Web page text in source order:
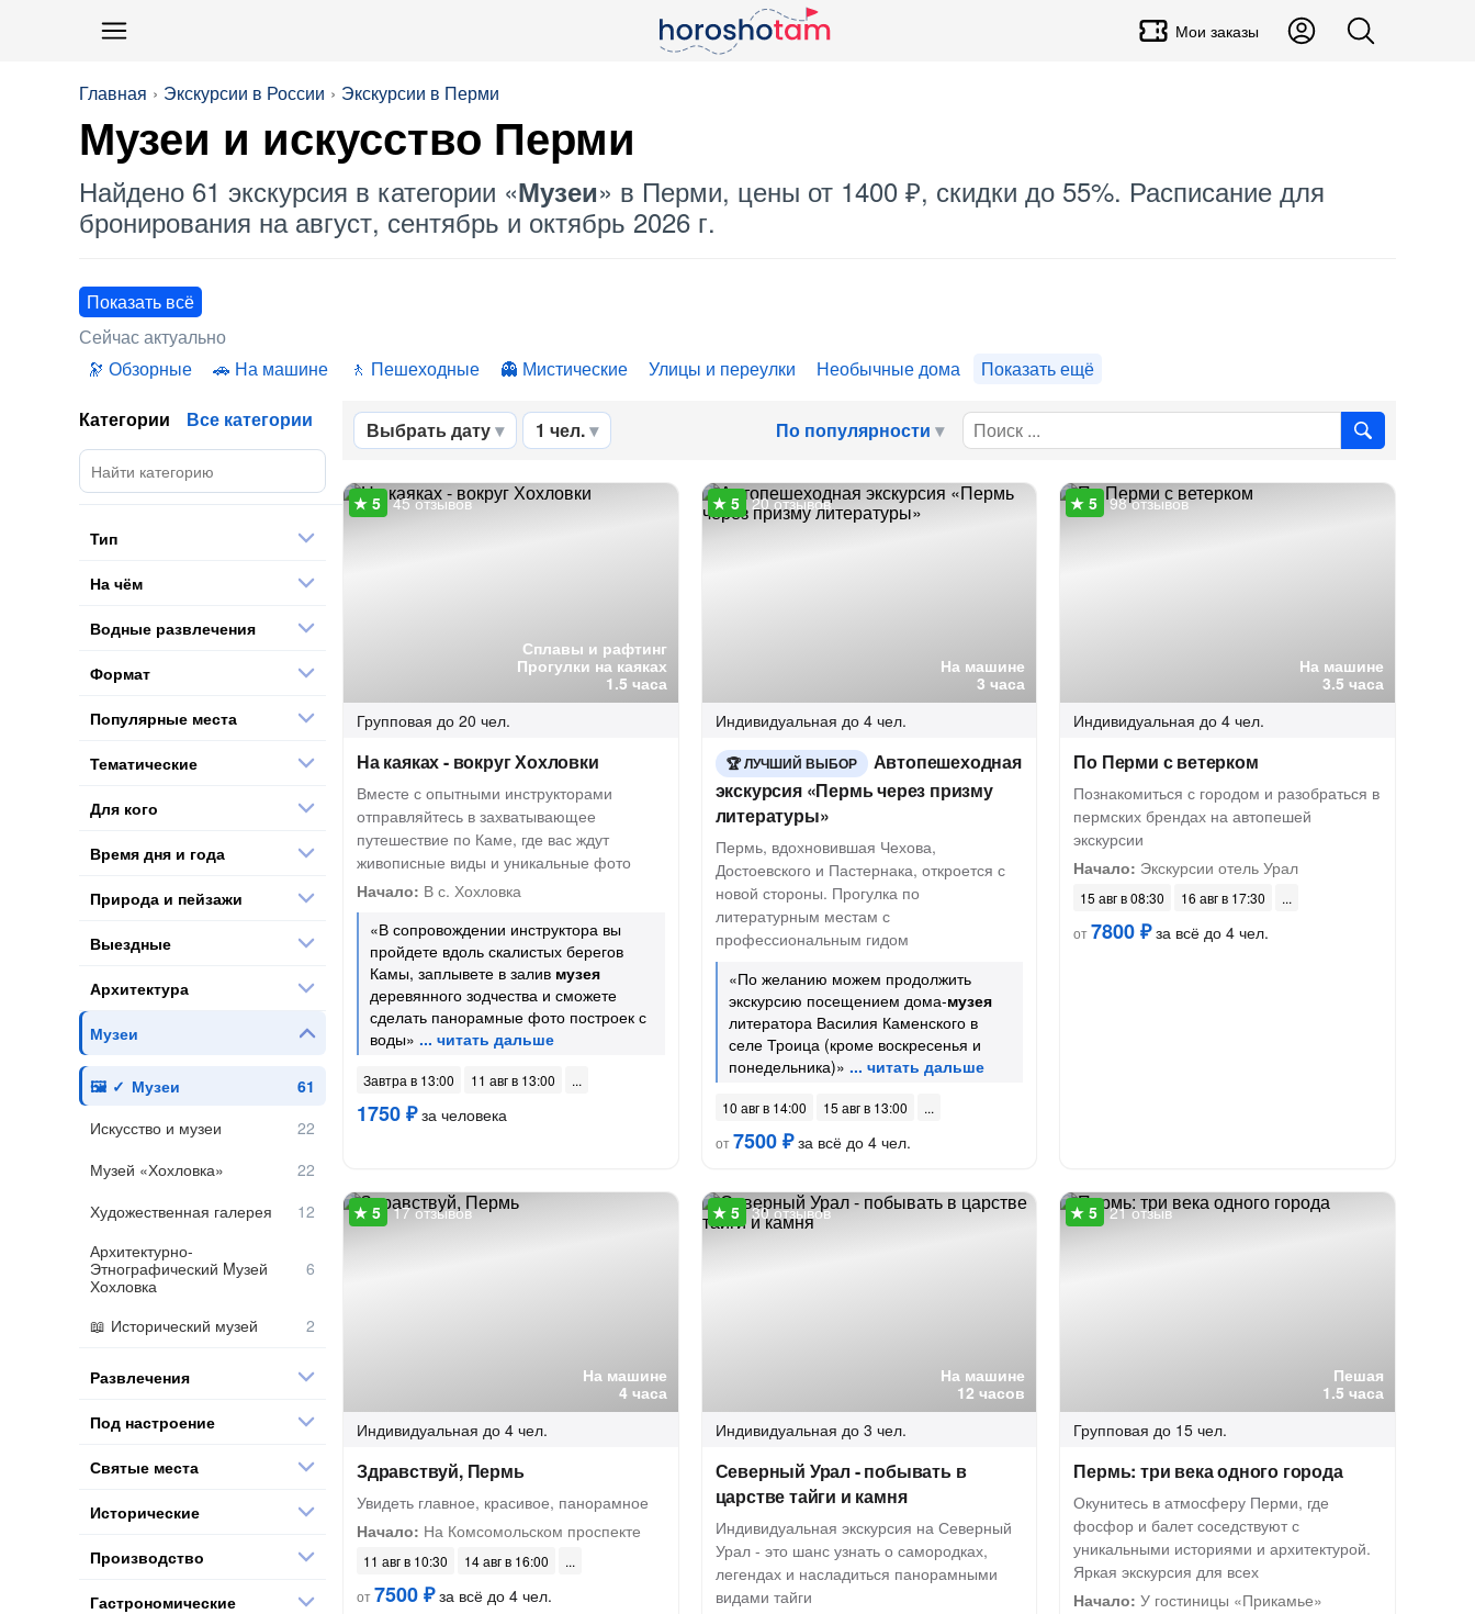
Мои заказы
Главная Экскурсии в России Экскурсии в Перми
Музеи и искусство Перми
Найдено 61 экскурсия в категории «Музеи» в Перми, цены от 1400 ₽, скидки до 55%. Расписание для
бронирования на август, сентябрь и октябрь 2026 г.
Показать всё
Сейчас актуально
Обзорные
На машине Пешеходные Мистические Улицы и переулки Необычные дома Показать ещё
Выбрать дату 1 чел. По популярности
Сплавы и рафтинг
Прогулки на каяках
1.5 часа
45 отзывов
Групповая до 20 чел.
На каяках - вокруг Хохловки
Вместе с опытными инструкторами
отправляйтесь в захватывающее
путешествие по Каме, где вас ждут
живописные виды и уникальные фото
Начало: В с. Хохловка
«В сопровождении инструктора вы
пройдете вдоль скалистых берегов
Камы, заплывете в залив музея
деревянного зодчества и сможете
сделать панорамные фото построек с
воды»
Завтра в 13:00 11 авг в 13:00
1750 ₽за человека
На машине
3 часа
20 отзывов
Индивидуальная до 4 чел.
ЛУЧШИЙ ВЫБОР
Автопешеходная
экскурсия «Пермь через призму
литературы»
Пермь, вдохновившая Чехова,
Достоевского и Пастернака, откроется с
новой стороны. Прогулка по
литературным местам с
профессиональным гидом
«По желанию можем продолжить
экскурсию посещением дома-музея
литератора Василия Каменского в
селе Троица (кроме воскресенья и
понедельника)»
10 авг в 14:00
15 авг в 13:00
от7500 ₽за всё до 4 чел.
На машине
3.5 часа
98 отзывов
Индивидуальная до 4 чел.
По Перми с ветерком
Познакомиться с городом и разобраться в
пермских брендах на автопешей
экскурсии
Начало: Экскурсии отель Урал
15 авг в 08:30
16 авг в 17:30
от7800 ₽за всё до 4 чел.
На машине
4 часа
17 отзывов
Индивидуальная до 4 чел.
Здравствуй, Пермь
Увидеть главное, красивое, панорамное
Начало: На Комсомольском проспекте
11 авг в 10:30
14 авг в 16:00
от7500 ₽за всё до 4 чел.
На машине
12 часов
30 отзывов
Индивидуальная до 3 чел.
Северный Урал - побывать в
царстве тайги и камня
Индивидуальная экскурсия на Северный
Урал - это шанс узнать о самородках,
легендах и насладиться панорамными
видами тайги
Пешая
1.5 часа
21 отзыв
Групповая до 15 чел.
Пермь: три века одного города
Окунитесь в атмосферу Перми, где
фосфор и балет соседствуют с
уникальными историями и архитектурой.
Яркая экскурсия для всех
Начало: У гостиницы «Прикамье»
Категории Все категории
Тип
На чём
Водные развлечения
Формат
Популярные места
Тематические
Для кого
Время дня и года
Природа и пейзажи
Выездные
Архитектура
Музеи
Музеи
Искусство и музеи
Музей «Хохловка»
Художественная галерея
Архитектурно-
Этнографический Mузей
Хохловка
Исторический музей
Развлечения
Под настроение
Святые места
Исторические
Производство
Гастрономические